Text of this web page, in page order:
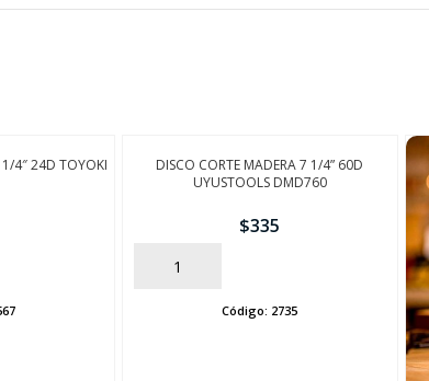
1/4″ 24D TOYOKI
DISCO CORTE MADERA 7 1/4” 60D
UYUSTOOLS DMD760
$335
AÑADIR
Código: 2735